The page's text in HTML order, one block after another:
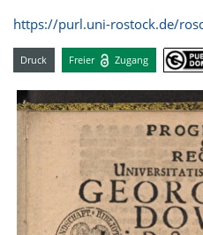
https://purl.uni-rostock.de/
Druck Freier Zugang